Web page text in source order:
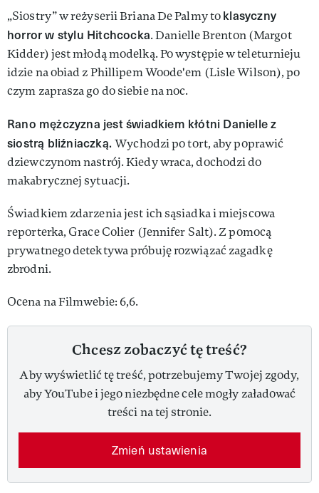
„Siostry” w reżyserii Briana De Palmy toklasyczny
horror w stylu Hitchcocka. Danielle Brenton (Margot
Kidder) jest młodą modelką. Po występie w teleturnieju
idzie na obiad z Phillipem Woode'em (Lisle Wilson), po
czym zaprasza go do siebie na noc.
Rano mężczyzna jest świadkiem kłótni Danielle z
siostrą bliźniaczką.Wychodzi po tort, aby poprawić
dziewczynom nastrój. Kiedy wraca, dochodzi do
makabrycznej sytuacji.
Świadkiem zdarzenia jest ich sąsiadka i miejscowa
reporterka, Grace Colier (Jennifer Salt). Z pomocą
prywatnego detektywa próbuję rozwiązać zagadkę
zbrodni.
Ocena na Filmwebie: 6,6.
Chcesz zobaczyć tę treść?
Aby wyświetlić tę treść, potrzebujemy Twojej zgody,
aby YouTube i jego niezbędne cele mogły załadować
treści na tej stronie.
Zmień ustawienia